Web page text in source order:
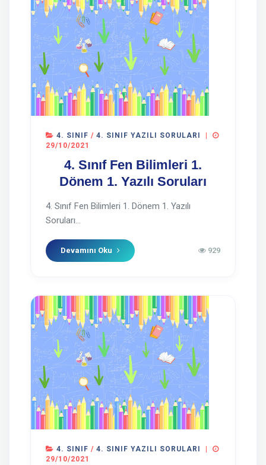
4. SINIF / 4. SINIF YAZILI SORULARI
29/10/2021
4. Sınıf Fen Bilimleri 1.
Dönem 1. Yazılı Soruları
4. Sınıf Fen Bilimleri 1. Dönem 1. Yazılı
Soruları...
Devamını Oku 929
4. SINIF / 4. SINIF YAZILI SORULARI
29/10/2021